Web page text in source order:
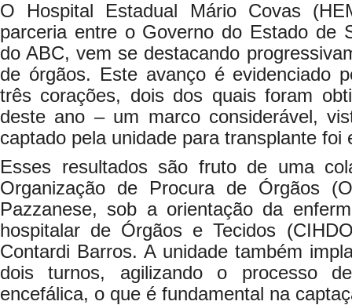
O Hospital Estadual Mário Covas
parceria entre o Governo do Estado de
do ABC, vem se destacando
de órgãos. Este avanço é evidenciado
três corações, dois dos quais foram
deste ano – um marco considerável,
captado pela unidade para transplante foi
Esses resultados são fruto de uma
Organização de Procura de Órgãos
Pazzanese, sob a orientação da
hospitalar de Órgãos e Tecidos
Contardi Barros. A unidade também
dois turnos, agilizando o processo
encefálica, o que é fundamental na